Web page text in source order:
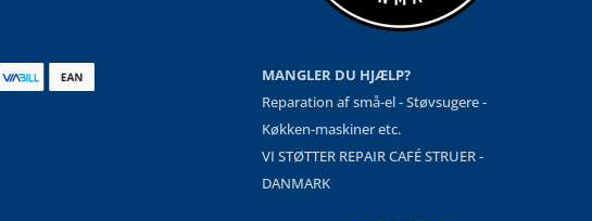
MANGLER DU HJÆLP?
Reparation af små-el - Støvsugere -
Køkken-maskiner etc.
VI STØTTER REPAIR CAFÉ STRUER -
DANMARK